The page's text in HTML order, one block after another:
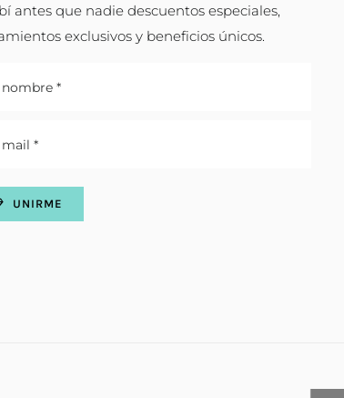
antes que nadie descuentos especiales,
exclusivos y beneficios únicos.
UNIRME